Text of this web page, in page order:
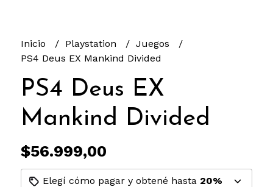
Inicio Playstation
Juegos
PS4 Deus EX Mankind Divided
PS4 Deus EX
Mankind Divided
$56.999,00
Elegí cómo pagar y obtené hasta 20%